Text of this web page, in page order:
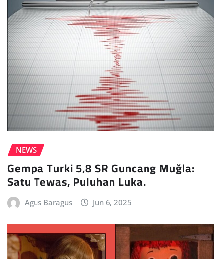
NEWS
Gempa Turki 5,8 SR Guncang Muğla:
Satu Tewas, Puluhan Luka.
Agus Baragus Jun 6, 2025